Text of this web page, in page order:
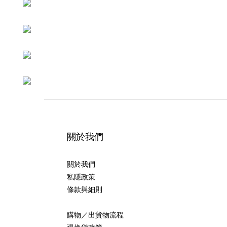
關於我們
關於我們
私隱政策
條款與細則
購物／出貨物流程